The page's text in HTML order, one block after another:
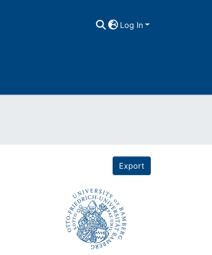
Log In
Export